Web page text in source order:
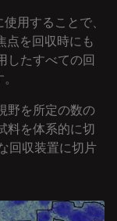
用することで、
点を回収時にも
したすべての回
野を所定の数の
料を体系的に切
回収装置に切片